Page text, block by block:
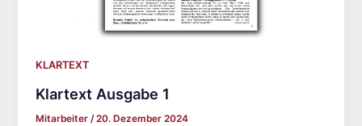
KLARTEXT
Klartext Ausgabe 1
Mitarbeiter/20. Dezember 2024